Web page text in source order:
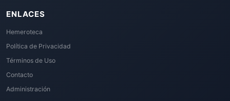
ENLACES
Hemeroteca
Política de Privacidad
Términos de Uso
Contacto
Administración